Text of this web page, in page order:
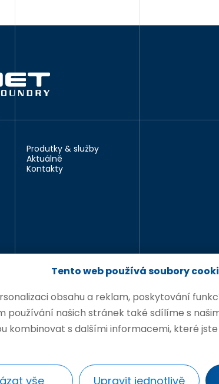
Produtky & služby
Aktuálně
Kontakty
©
Tento web používá soubory
obsahu a reklam, poskytování
používání našich stránek také sdílíme s
kombinovat s dalšími informacemi, které
vše Upravit jednotlivě